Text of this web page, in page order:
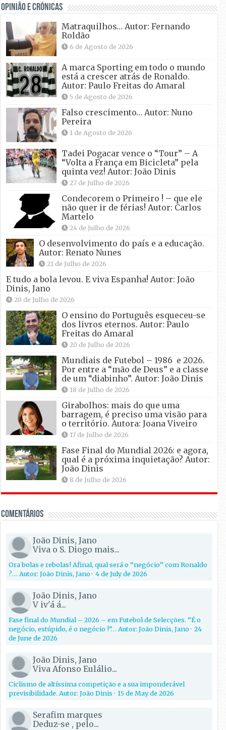
OPINIÃO E CRÓNICAS
Matraquilhos… Autor: Fernando
Roldão
6 de Agosto de 2026
A marca Sporting em todo o mundo
está a crescer atrás de Ronaldo.
Autor: Paulo Freitas do Amaral
5 de Agosto de 2026
Falso crescimento… Autor: Nuno
Pereira
1 de Agosto de 2026
Tadei Pogacar vence o “Tour” – A
“Volta a França em Bicicleta” pela
quinta vez! Autor: João Dinis
27 de Julho de 2026
Condecorem o Primeiro ! – que ele
não quer ir de férias! Autor: Carlos
Martelo
24 de Julho de 2026
O desenvolvimento do país e a educação.
Autor: Renato Nunes
21 de Julho de 2026
E tudo a bola levou. E viva Espanha! Autor: João
Dinis, Jano
20 de Julho de 2026
O ensino do Português esqueceu-se
dos livros eternos. Autor: Paulo
Freitas do Amaral
20 de Julho de 2026
Mundiais de Futebol – 1986 e 2026.
Por entre a “mão de Deus” e a classe
de um “diabinho”. Autor: João Dinis
18 de Julho de 2026
Girabolhos: mais do que uma
barragem, é preciso uma visão para
o território. Autora: Joana Viveiro
17 de Julho de 2026
Fase Final do Mundial 2026: e agora,
qual é a próxima inquietação? Autor:
João Dinis
8 de Julho de 2026
Comentários
João Dinis, Jano
Viva o S. Diogo mais...
Ora bolas e rebolas! Afinal, qual será o “negócio” com Ronaldo
?… Autor: João Dinis, Jano·4 de July de 2026
João Dinis, Jano
V iv'á á...
Fase final do Mundial – 2026 – em Futebol de Selecções. “É o
negócio, estúpido, é o negócio !”… Autor: João Dinis, Jano·24
de June de 2026
João Dinis, Jano
Viva Afonso Eulálio...
Ciclismo de altíssima competição e a sua imponderável
previsibilidade. Autor: João Dinis·15 de May de 2026
Serafim marques
Deduz-se , pelo...